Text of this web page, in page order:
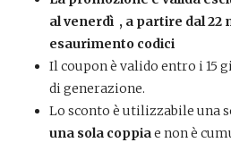
al venerdì , a partire dal 22
esaurimento codici
Il coupon è valido entro i 15
di generazione.
Lo sconto è utilizzabile una
una sola coppiae non è